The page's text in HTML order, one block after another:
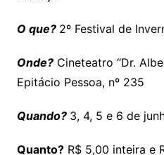
O que? 2º Festival de
Onde?Cineteatro “Dr.
Epitácio Pessoa, nº 235
Quando? 3, 4, 5 e 6 de
Quanto?R$ 5,00 inteira e